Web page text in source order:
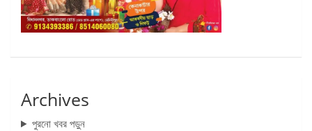
Archives
পুরনো খবর পড়ুন